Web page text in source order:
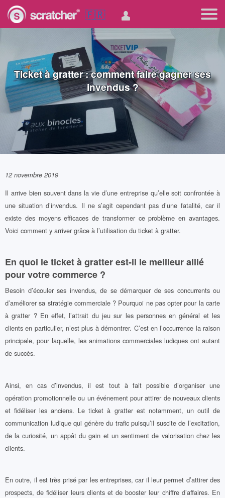
🇫🇷
Ticket à gratter : comment faire gagner ses
invendus ?
12 novembre 2019
Il arrive bien souvent dans la vie d’une entreprise qu’elle soit confrontée à
une situation d’invendus. Il ne s’agit cependant pas d’une fatalité, car il
existe des moyens efficaces de transformer ce problème en avantages.
Voici comment y arriver grâce à l’utilisation du ticket à gratter.
En quoi le ticket à gratter est-il le meilleur allié
pour votre commerce ?
Besoin d’écouler ses invendus, de se démarquer de ses concurrents ou
d’améliorer sa stratégie commerciale ? Pourquoi ne pas opter pour la carte
à gratter ? En effet, l’attrait du jeu sur les personnes en général et les
clients en particulier, n’est plus à démontrer. C’est en l’occurrence la raison
principale, pour laquelle, les animations commerciales ludiques ont autant
de succès.
Ainsi, en cas d’invendus, il est tout à fait possible d’organiser une
opération promotionnelle ou un événement pour attirer de nouveaux clients
et fidéliser les anciens. Le ticket à gratter est notamment, un outil de
communication ludique qui génère du trafic puisqu’il suscite de l’excitation,
de la curiosité, un appât du gain et un sentiment de valorisation chez les
clients.
En outre, il est très prisé par les entreprises, car il leur permet d’attirer des
prospects, de fidéliser leurs clients et de booster leur chiffre d’affaires. En